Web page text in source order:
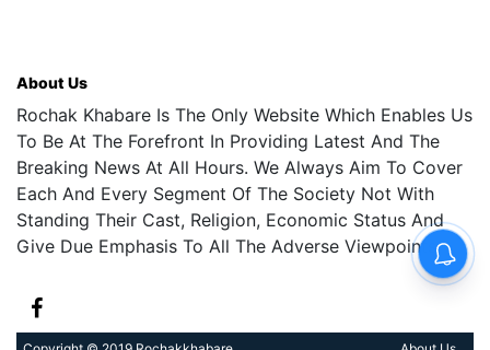
About Us
Rochak Khabare Is The Only Website Which Enables Us
To Be At The Forefront In Providing Latest And The
Breaking News At All Hours. We Always Aim To Cover
Each And Every Segment Of The Society Not With
Standing Their Cast, Religion, Economic Status And
Give Due Emphasis To All The Adverse Viewpoints.